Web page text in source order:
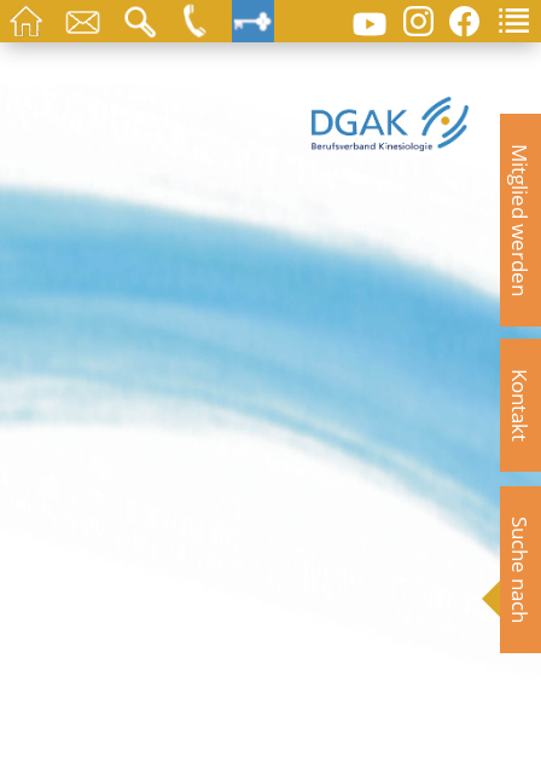
Mitglied werden
Kontakt
Suche nach